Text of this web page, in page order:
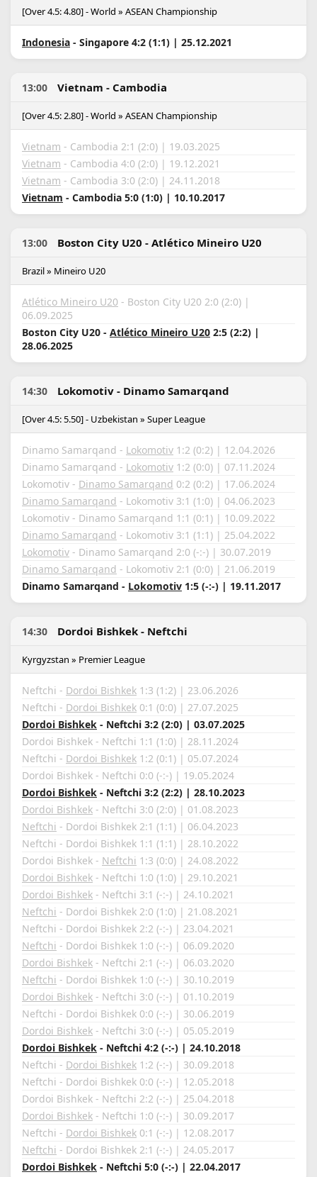
[Over 4.5: 4.80] - World » ASEAN Championship
Indonesia - Singapore 4:2 (1:1) | 25.12.2021
13:00 Vietnam - Cambodia
[Over 4.5: 2.80] - World » ASEAN Championship
Vietnam - Cambodia 2:1 (2:0) | 19.03.2025
Vietnam - Cambodia 4:0 (2:0) | 19.12.2021
Vietnam - Cambodia 3:0 (2:0) | 24.11.2018
Vietnam - Cambodia 5:0 (1:0) | 10.10.2017
13:00 Boston City U20 - Atlético Mineiro U20
Brazil » Mineiro U20
Atlético Mineiro U20 - Boston City U20 2:0 (2:0) |
06.09.2025
Boston City U20 - Atlético Mineiro U20 2:5 (2:2) |
28.06.2025
14:30 Lokomotiv - Dinamo Samarqand
[Over 4.5: 5.50] - Uzbekistan » Super League
Dinamo Samarqand - Lokomotiv 1:2 (0:2) | 12.04.2026
Dinamo Samarqand - Lokomotiv 1:2 (0:0) | 07.11.2024
Lokomotiv - Dinamo Samarqand 0:2 (0:2) | 17.06.2024
Dinamo Samarqand - Lokomotiv 3:1 (1:0) | 04.06.2023
Lokomotiv - Dinamo Samarqand 1:1 (0:1) | 10.09.2022
Dinamo Samarqand - Lokomotiv 3:1 (1:1) | 25.04.2022
Lokomotiv - Dinamo Samarqand 2:0 (-:-) | 30.07.2019
Dinamo Samarqand - Lokomotiv 2:1 (0:0) | 21.06.2019
Dinamo Samarqand - Lokomotiv 1:5 (-:-) | 19.11.2017
14:30 Dordoi Bishkek - Neftchi
Kyrgyzstan » Premier League
Neftchi - Dordoi Bishkek 1:3 (1:2) | 23.06.2026
Neftchi - Dordoi Bishkek 0:1 (0:0) | 27.07.2025
Dordoi Bishkek - Neftchi 3:2 (2:0) | 03.07.2025
Dordoi Bishkek - Neftchi 1:1 (1:0) | 28.11.2024
Neftchi - Dordoi Bishkek 1:2 (0:1) | 05.07.2024
Dordoi Bishkek - Neftchi 0:0 (-:-) | 19.05.2024
Dordoi Bishkek - Neftchi 3:2 (2:2) | 28.10.2023
Dordoi Bishkek - Neftchi 3:0 (2:0) | 01.08.2023
Neftchi - Dordoi Bishkek 2:1 (1:1) | 06.04.2023
Neftchi - Dordoi Bishkek 1:1 (1:1) | 28.10.2022
Dordoi Bishkek - Neftchi 1:3 (0:0) | 24.08.2022
Dordoi Bishkek - Neftchi 1:0 (1:0) | 29.10.2021
Dordoi Bishkek - Neftchi 3:1 (-:-) | 24.10.2021
Neftchi - Dordoi Bishkek 2:0 (1:0) | 21.08.2021
Neftchi - Dordoi Bishkek 2:2 (-:-) | 23.04.2021
Neftchi - Dordoi Bishkek 1:0 (-:-) | 06.09.2020
Dordoi Bishkek - Neftchi 2:1 (-:-) | 06.03.2020
Neftchi - Dordoi Bishkek 1:0 (-:-) | 30.10.2019
Dordoi Bishkek - Neftchi 3:0 (-:-) | 01.10.2019
Neftchi - Dordoi Bishkek 0:0 (-:-) | 30.06.2019
Dordoi Bishkek - Neftchi 3:0 (-:-) | 05.05.2019
Dordoi Bishkek - Neftchi 4:2 (-:-) | 24.10.2018
Neftchi - Dordoi Bishkek 1:2 (-:-) | 30.09.2018
Neftchi - Dordoi Bishkek 0:0 (-:-) | 12.05.2018
Dordoi Bishkek - Neftchi 2:2 (-:-) | 25.04.2018
Dordoi Bishkek - Neftchi 1:0 (-:-) | 30.09.2017
Neftchi - Dordoi Bishkek 0:1 (-:-) | 12.08.2017
Neftchi - Dordoi Bishkek 2:1 (-:-) | 24.05.2017
Dordoi Bishkek - Neftchi 5:0 (-:-) | 22.04.2017